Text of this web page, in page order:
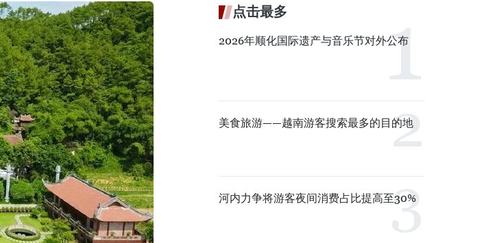
点击最多
2026年顺化国际遗产与音乐节对外公布
美食旅游——越南游客搜索最多的目的地
河内力争将游客夜间消费占比提高至30%